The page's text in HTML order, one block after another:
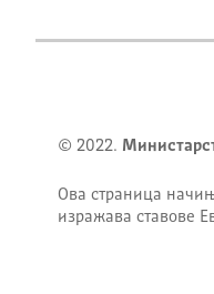
© 2022.
Ова страница
изражава ставове